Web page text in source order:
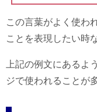
この言葉がよく使わ
ことを表現したい時
上記の例文にあるよ
ジで使われることが